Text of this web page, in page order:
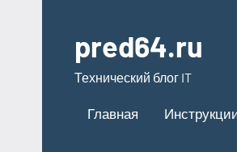
содержимому
pred64.ru
Технический блог IT
Главная